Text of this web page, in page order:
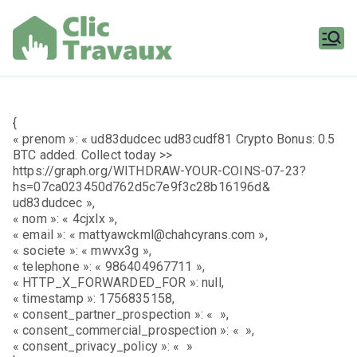
contenu
{
« prenom »: « ud83dudcec ud83cudf81 Crypto Bonus: 0.5
BTC added. Collect today >>
https://graph.org/WITHDRAW-YOUR-COINS-07-23?
hs=07ca023450d762d5c7e9f3c28b16196d&
ud83dudcec »,
« nom »: « 4cjxlx »,
« email »: « mattyawckml@chahcyrans.com »,
« societe »: « mwvx3g »,
« telephone »: « 986404967711 »,
« HTTP_X_FORWARDED_FOR »: null,
« timestamp »: 1756835158,
« consent_partner_prospection »: « »,
« consent_commercial_prospection »: « »,
« consent_privacy_policy »: « »